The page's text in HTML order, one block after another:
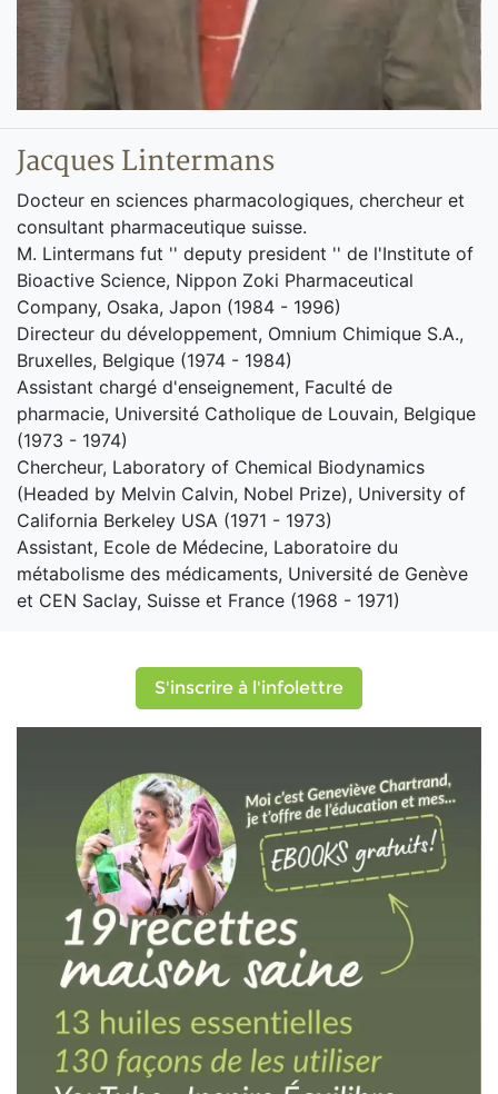
Jacques Lintermans
Docteur en sciences pharmacologiques, chercheur et
consultant pharmaceutique suisse.
M. Lintermans fut '' deputy president '' de l'Institute of
Bioactive Science, Nippon Zoki Pharmaceutical
Company, Osaka, Japon (1984 - 1996)
Directeur du développement, Omnium Chimique S.A.,
Bruxelles, Belgique (1974 - 1984)
Assistant chargé d'enseignement, Faculté de
pharmacie, Université Catholique de Louvain, Belgique
(1973 - 1974)
Chercheur, Laboratory of Chemical Biodynamics
(Headed by Melvin Calvin, Nobel Prize), University of
California Berkeley USA (1971 - 1973)
Assistant, Ecole de Médecine, Laboratoire du
métabolisme des médicaments, Université de Genève
et CEN Saclay, Suisse et France (1968 - 1971)
S'inscrire à l'infolettre